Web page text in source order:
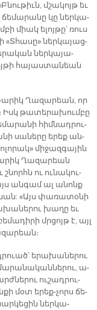
մշա­կոյթ եւ
ճե­մա­րա­նը կը ներ­կա­
միակ ե­լոյ­թը՝ ռուս
«Տհա­սը» ներ­կա­յաց­
ներ­կա­յա­
հա­յաս­տան­եան
Ղա­զար­եա­ն, որ
Իսկ թա­տե­րա­խում­բը
հիմ­նադ­րու­
սա­նե­րը ե­րեք ան­
մի­ջազ­գա­յին
Ղա­զար­եա­ն
ու ու­նա­կու­
այս ան­գամ ալ ա­նոնք
«Այս փա­ռա­տօ­նի
խա­ղը եւ
մրցոյթ է, այլ
ե­րա­խա­նե­րու
ա­
ու­շադ­րու­
մօտ ե­րե­ք-­չորս ճե­
ներ­կա­